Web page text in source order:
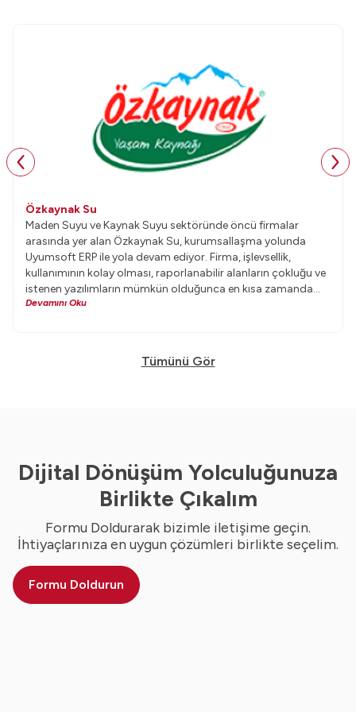
Özkaynak Su
Maden Suyu ve Kaynak Suyu sektöründe öncü firmalar
arasında yer alan Özkaynak Su, kurumsallaşma yolunda
Uyumsoft ERP ile yola devam ediyor. Firma, işlevsellik,
kullanımının kolay olması, raporlanabilir alanların çokluğu ve
istenen yazılımların mümkün olduğunca en kısa zamanda
yapılabilir olması gibi nedenlerden dolayı Uyumsoft ERP’yi
Devamını Oku
Tümünü Gör
Dijital Dönüşüm Yolculuğunuza
Birlikte Çıkalım
Formu Doldurarak bizimle iletişime geçin.
İhtiyaçlarınıza en uygun çözümleri birlikte seçelim.
Formu Doldurun